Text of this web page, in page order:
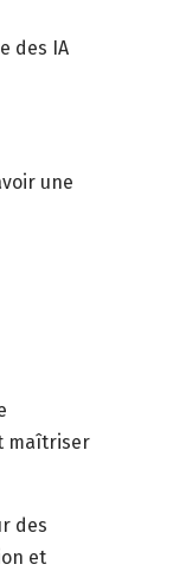
des IA
une
maîtriser
des
et